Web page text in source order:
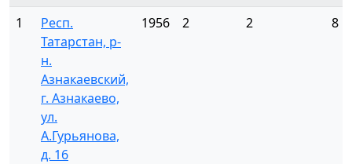
1
Респ.
Татарстан, р-
н.
Азнакаевский,
г. Азнакаево,
ул.
А.Гурьянова,
д. 16
1956 2 2 8